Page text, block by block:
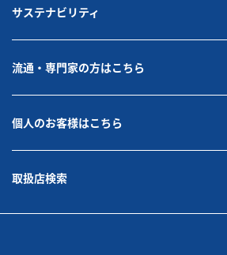
サステナビリティ
流通・専門家の方はこちら
個人のお客様はこちら
取扱店検索